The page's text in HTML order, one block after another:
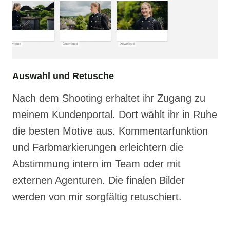
Auswahl und Retusche
Nach dem Shooting erhaltet ihr Zugang zu
meinem Kundenportal. Dort wählt ihr in Ruhe
die besten Motive aus. Kommentarfunktion
und Farbmarkierungen erleichtern die
Abstimmung intern im Team oder mit
externen Agenturen. Die finalen Bilder
werden von mir sorgfältig retuschiert.